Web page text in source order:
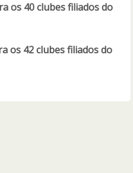
os 40 clubes filiados do
os 42 clubes filiados do